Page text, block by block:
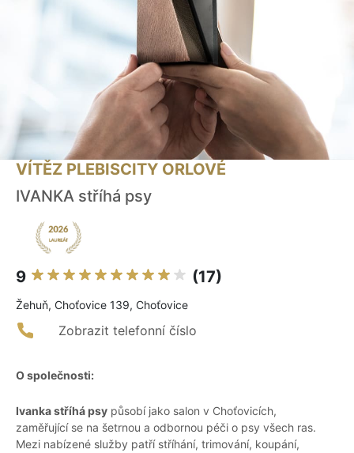
VÍTĚZ PLEBISCITY ORLOVÉ
IVANKA stříhá psy
9 (17)
Žehuň, Choťovice 139, Choťovice
Zobrazit telefonní číslo
O společnosti:
Ivanka stříhá psy působí jako salon v Choťovicích,
zaměřující se na šetrnou a odbornou péči o psy všech ras.
Mezi nabízené služby patří stříhání, trimování, koupání,